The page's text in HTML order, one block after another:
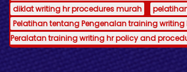
diklat writing hr procedures murah
Pelatihan tentang Pengenalan training
Peralatan training writing hr policy and